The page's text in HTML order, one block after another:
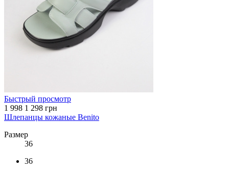
Быстрый просмотр
1 998 1 298 грн
Шлепанцы кожаные Benito
Размер
36
36